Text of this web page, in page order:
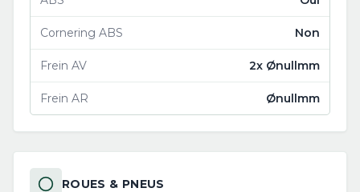
Cornering ABS Non
Frein AV 2x Ønullmm
Frein AR Ønullmm
ROUES & PNEUS